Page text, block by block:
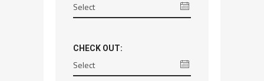
CHECK OUT: